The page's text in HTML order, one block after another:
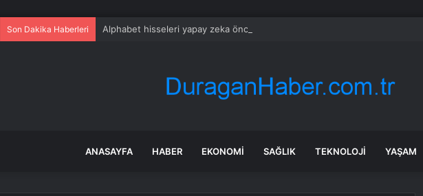
Son Dakika Haberleri Alphabet hisseleri yapay zeka öncüsü Jeff Dean’in ayrılmasıyla %5 düştü
ANASAYFA HABER EKONOMI SAĞLIK TEKNOLOJI YAŞAM